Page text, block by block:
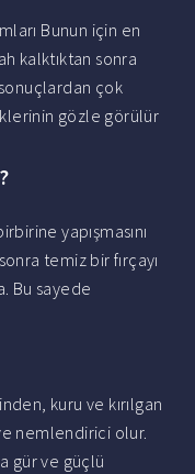
Bunun için en
kalktıktan sonra
çok
gözle görülür
yapışmasını
temiz bir fırçayı
Bu sayede
kuru ve kırılgan
nemlendirici olur.
gür ve güçlü